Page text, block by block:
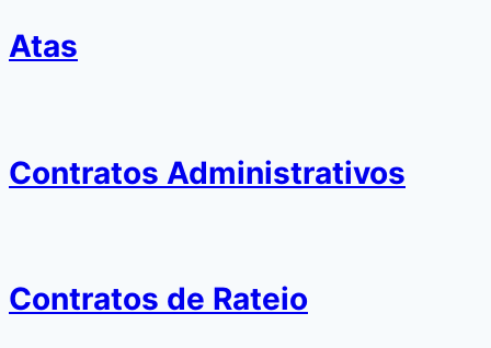
Atas
Contratos Administrativos
Contratos de Rateio